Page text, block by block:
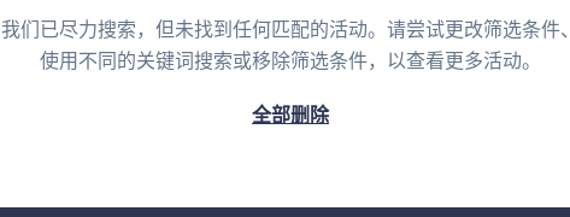
我们已尽力搜索，但未找到任何匹配的活动。请尝试更改筛选条件、
使用不同的关键词搜索或移除筛选条件，以查看更多活动。
全部删除